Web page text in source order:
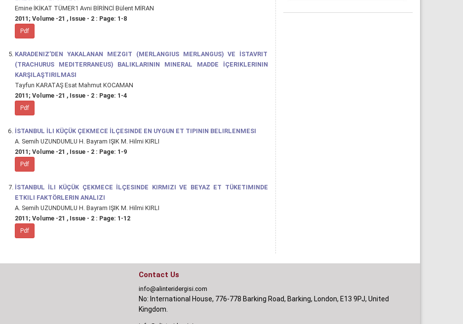
Emine İKİKAT TÜMER1 Avni BİRİNCİ Bülent MİRAN
2011; Volume -21 , Issue - 2 : Page: 1-8
Pdf
KARADENIZ’DEN YAKALANAN MEZGIT (MERLANGIUS MERLANGUS) VE İSTAVRIT
(TRACHURUS MEDITERRANEUS) BALIKLARININ MINERAL MADDE İÇERIKLERININ
KARŞILAŞTIRILMASI
Tayfun KARATAŞ Esat Mahmut KOCAMAN
2011; Volume -21 , Issue - 2 : Page: 1-4
Pdf
İSTANBUL İLI KÜÇÜK ÇEKMECE İLÇESINDE EN UYGUN ET TIPININ BELIRLENMESI
A. Semih UZUNDUMLU H. Bayram IŞIK M. Hilmi KIRLI
2011; Volume -21 , Issue - 2 : Page: 1-9
Pdf
İSTANBUL İLI KÜÇÜK ÇEKMECE İLÇESINDE KIRMIZI VE BEYAZ ET TÜKETIMINDE
ETKILI FAKTÖRLERIN ANALIZI
A. Semih UZUNDUMLU H. Bayram IŞIK M. Hilmi KIRLI
2011; Volume -21 , Issue - 2 : Page: 1-12
Pdf
Contact Us
info@alinteridergisi.com
No: International House, 776-778 Barking Road, Barking, London, E13 9PJ, United
Kingdom.